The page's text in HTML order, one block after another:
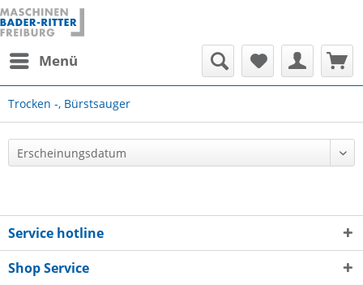
Menü
Trocken -, Bürstsauger
Service hotline
Shop Service